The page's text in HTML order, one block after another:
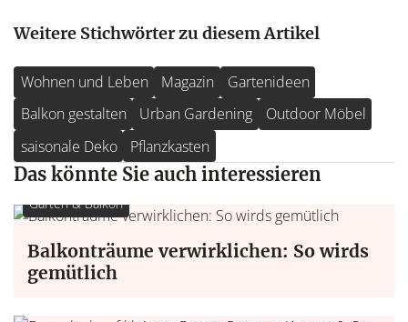
Weitere Stichwörter zu diesem Artikel
Wohnen und Leben Magazin
Gartenideen
Balkon gestalten
Urban Gardening
Outdoor Möbel
saisonale Deko
Pflanzkasten
Das könnte Sie auch interessieren
Garten & Balkon
Balkonträume verwirklichen: So wirds
gemütlich